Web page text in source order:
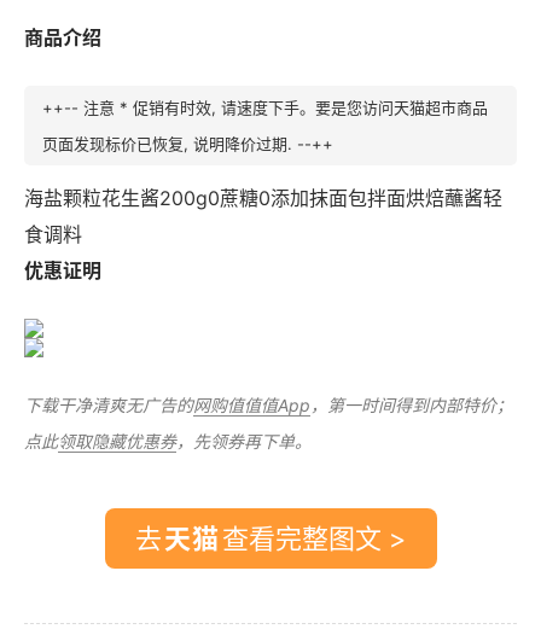
商品介绍
++-- 注意 * 促销有时效, 请速度下手。要是您访问天猫超市商品
页面发现标价已恢复, 说明降价过期. --++
海盐颗粒花生酱200g0蔗糖0添加抹面包拌面烘焙蘸酱轻
食调料
优惠证明
下载干净清爽无广告的网购值值值App ，第一时间得到内部特价；
点此领取隐藏优惠券，先领券再下单。
去 查看完整图文 >